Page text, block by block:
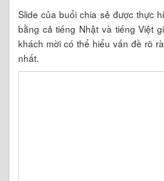
Slide của buổi chia sẻ được thực
bằng cả tiếng Nhật và tiếng Việt
khách mời có thể hiểu vấn đề rõ
nhất.